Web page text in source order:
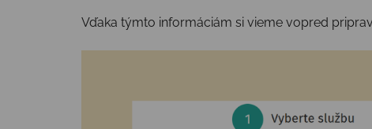
Vďaka týmto informáciám si vieme vopred